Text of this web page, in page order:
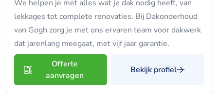
We helpen je met alles wat je dak nodig heeft, van
lekkages tot complete renovaties. Bij Dakonderhoud
van Gogh zorg je met ons ervaren team voor dakwerk
dat jarenlang meegaat, met vijf jaar garantie.
Offerte
aanvragen
Bekijk profiel